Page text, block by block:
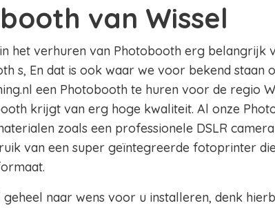
van Wissel
het verhuren van Photobooth erg belangrijk
s, En dat is ook waar we voor bekend staan
een Photobooth te huren voor de regio
krijgt van erg hoge kwaliteit. Al onze
zoals een professionele DSLR
van een super geïntegreerde fotoprinter
naar wens voor u installeren, denk